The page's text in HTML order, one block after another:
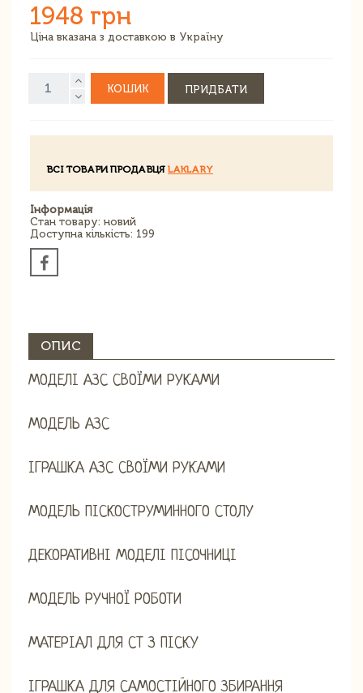
1948 грн
Ціна вказана з доставкою в Україну
КОШИК ПРИДБАТИ
ВСІ ТОВАРИ ПРОДАВЦЯ LAKLARY
Інформація
Стан товару: новий
Доступна кількість: 199
ОПИС
МОДЕЛІ АЗС СВОЇМИ РУКАМИ
МОДЕЛЬ АЗС
ІГРАШКА АЗС СВОЇМИ РУКАМИ
МОДЕЛЬ ПІСКОСТРУМИННОГО СТОЛУ
ДЕКОРАТИВНІ МОДЕЛІ ПІСОЧНИЦІ
МОДЕЛЬ РУЧНОЇ РОБОТИ
МАТЕРІАЛ ДЛЯ СТ З ПІСКУ
ІГРАШКА ДЛЯ САМОСТІЙНОГО ЗБИРАННЯ